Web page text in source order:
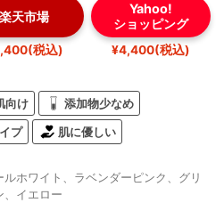
楽天市場
税込)
Yahoo!
ショッピング
¥4,400(税込)
向け 添加物少なめ
プ 肌に優しい
ルホワイト、ラベンダーピンク、グリ
、イエロー